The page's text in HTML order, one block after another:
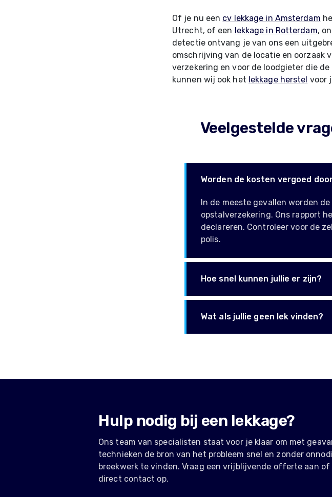
Of je nu een cv lekkage in Amsterdam
Utrecht, of een lekkage in Rotterdam,
detectie ontvang je van ons een
omschrijving van de locatie en oorzaak
verzekering en voor de loodgieter die
kunnen wij ook het lekkage herstel voor
Veelgestelde
Worden de kosten vergoed
In de meeste gevallen worden
opstalverzekering. Ons rapport
declareren. Controleer voor de
polis.
Hoe snel kunnen jullie er zijn?
Wat als jullie geen lek vinden?
Hulp nodig bij een lekkage?
Ons team van specialisten staat voor je klaar om met
technieken de bron van het probleem snel en zonder
breekwerk te vinden. Vraag een vrijblijvende offerte aan of
direct contact op.